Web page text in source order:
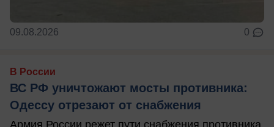
09.08.2026 0
В России
ВС РФ уничтожают мосты противника:
Одессу отрезают от снабжения
Армия России режет пути снабжения противника.